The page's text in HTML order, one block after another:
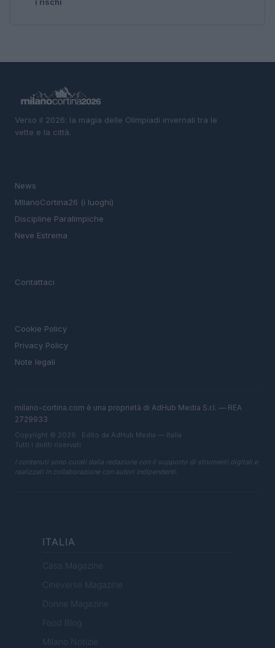
Verso il 2026: la magia delle Olimpiadi invernali tra le
vette e la città.
News
MIlanoCortina26 (i luoghi)
Discipline Paralimpiche
Neve Estrema
Contattaci
Cookie Policy
Privacy Policy
Note legali
milano-cortina.com è una proprietà di AdHub Media S.r.l. — REA
2729933
Copyright © 2026 · Edito da AdHub Media — Italia
Tutti i diritti riservati
I contenuti sono curati dalla redazione con il supporto di strumenti digitali e
realizzati in collaborazione con autori indipendenti.
ITALIA
Casa Magazine
Cineverse Magazine
Donne Magazine
Food Blog
Milano Notizie